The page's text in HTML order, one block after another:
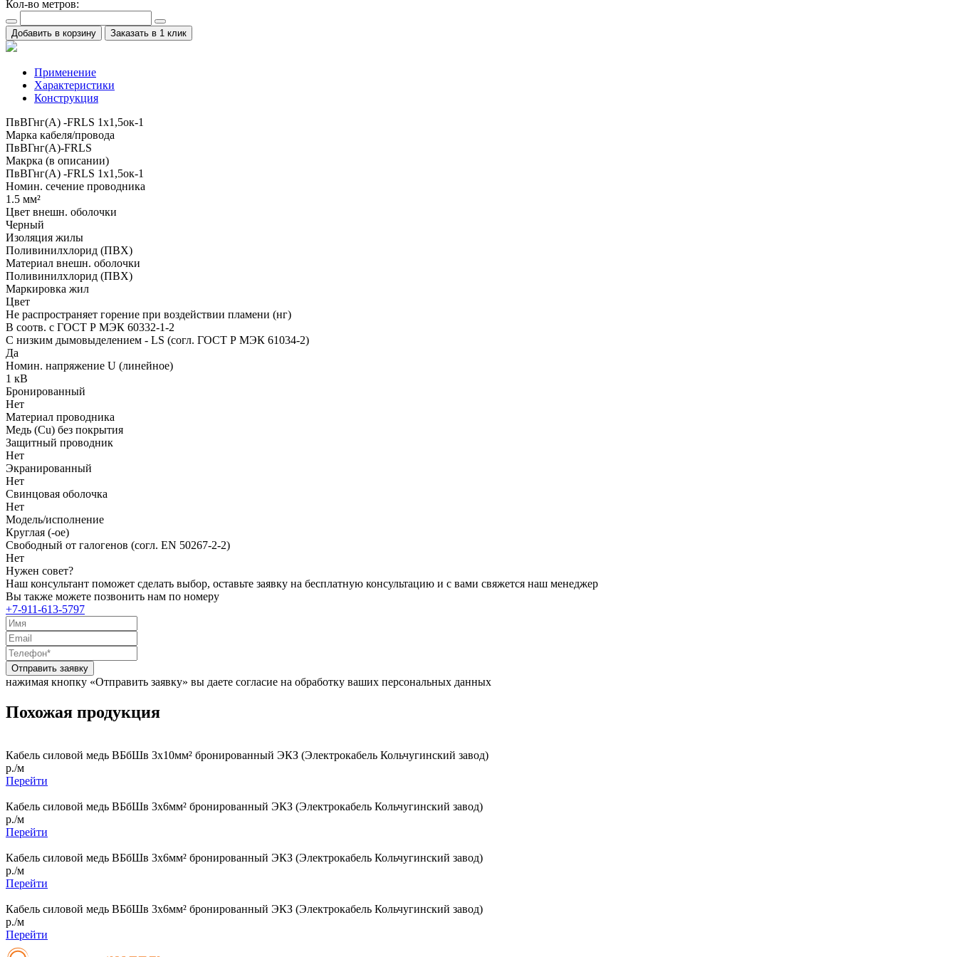
Кол-во метров:
Добавить в корзину Заказать в 1 клик
Применение
Характеристики
Конструкция
ПвВГнг(А) -FRLS 1x1,5ок-1
Марка кабеля/провода
ПвВГнг(А)-FRLS
Макрка (в описании)
ПвВГнг(А) -FRLS 1x1,5ок-1
Номин. сечение проводника
1.5 мм²
Цвет внешн. оболочки
Черный
Изоляция жилы
Поливинилхлорид (ПВХ)
Материал внешн. оболочки
Поливинилхлорид (ПВХ)
Маркировка жил
Цвет
Не распространяет горение при воздействии пламени (нг)
В соотв. с ГОСТ Р МЭК 60332-1-2
С низким дымовыделением - LS (согл. ГОСТ Р МЭК 61034-2)
Да
Номин. напряжение U (линейное)
1 кВ
Бронированный
Нет
Материал проводника
Медь (Cu) без покрытия
Защитный проводник
Нет
Экранированный
Нет
Свинцовая оболочка
Нет
Модель/исполнение
Круглая (-ое)
Свободный от галогенов (согл. EN 50267-2-2)
Нет
Нужен совет?
Наш консультант поможет сделать выбор, оставьте заявку на бесплатную консультацию и с вами свяжется наш менеджер
Вы также можете позвонить нам по номеру
+7-911-613-5797
Отправить заявку
нажимая кнопку «Отправить заявку» вы даете согласие на обработку ваших персональных данных
Похожая продукция
Кабель силовой медь ВБбШв 3x10мм² бронированный ЭКЗ (Электрокабель Кольчугинский завод)
р./м
Перейти
Кабель силовой медь ВБбШв 3x6мм² бронированный ЭКЗ (Электрокабель Кольчугинский завод)
р./м
Перейти
Кабель силовой медь ВБбШв 3x6мм² бронированный ЭКЗ (Электрокабель Кольчугинский завод)
р./м
Перейти
Кабель силовой медь ВБбШв 3x6мм² бронированный ЭКЗ (Электрокабель Кольчугинский завод)
р./м
Перейти